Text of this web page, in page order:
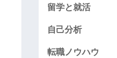
留学と就活
自己分析
転職ノウハウ